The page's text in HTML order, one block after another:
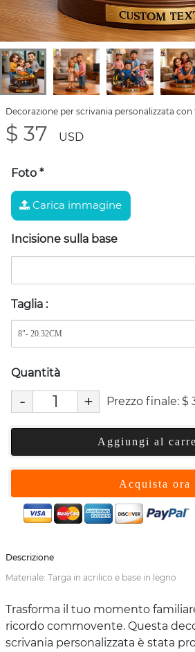
Decorazione per scrivania personalizzata
$ 37 USD
Foto *
Carica immagine
Incisione sulla base
Taglia :
Quantità
- + Prezzo finale: $
Aggiungi al
Acquista ora
Descrizione
Materiale: Targa in acrilico e base in legno
Trasforma il tuo momento
ricordo commovente. Questa
scrivania personalizzata è stata